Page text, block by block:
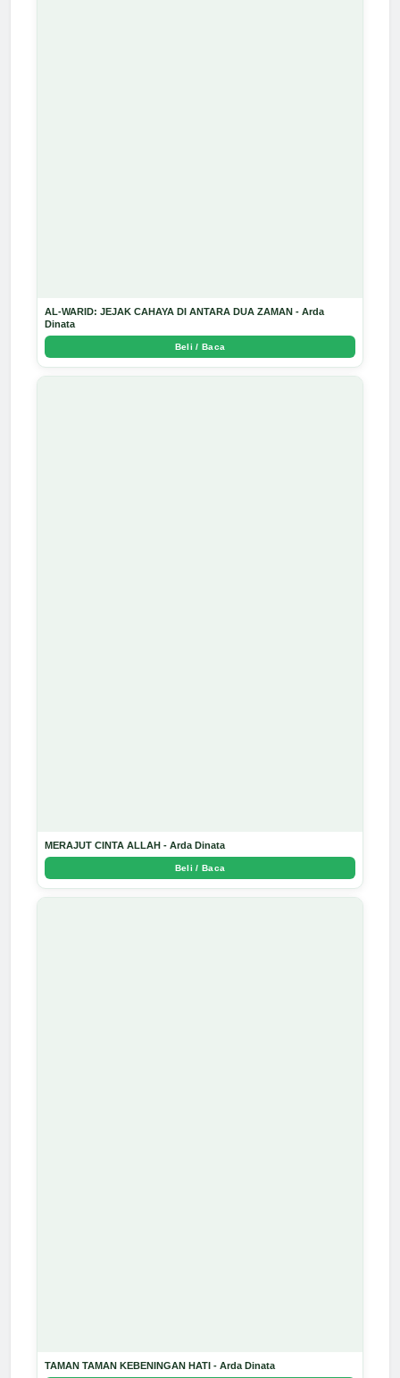
AL-WARID: JEJAK CAHAYA DI ANTARA DUA ZAMAN - Arda
Dinata
Beli / Baca
MERAJUT CINTA ALLAH - Arda Dinata
Beli / Baca
TAMAN TAMAN KEBENINGAN HATI - Arda Dinata